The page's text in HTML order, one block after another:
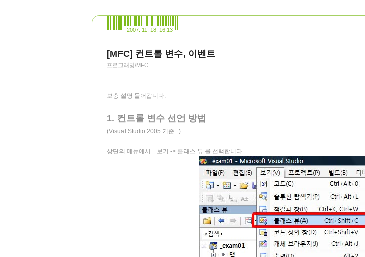
2007. 11. 18. 16:13
[MFC] 컨트롤 변수, 이벤트
프로그래밍/MFC
보충 설명 들어갑니다.
1. 컨트롤 변수 선언 방법
(Visual Studio 2005 기준...)
상단의 메뉴에서... 보기 -> 클래스 뷰 를 선택합니다.